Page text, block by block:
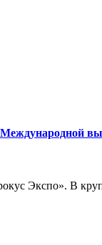
Международной
Экспо». В